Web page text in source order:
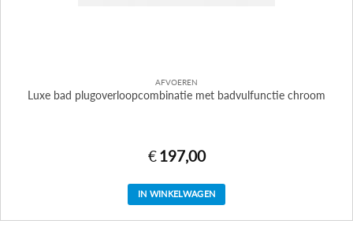
AFVOEREN
Luxe bad plugoverloopcombinatie met badvulfunctie chroom
€ 197,00
IN WINKELWAGEN